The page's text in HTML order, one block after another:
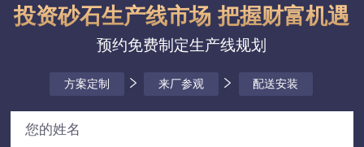
投资砂石生产线市场 把握财富机遇
预约免费制定生产线规划
方案定制 来厂参观 配送安装